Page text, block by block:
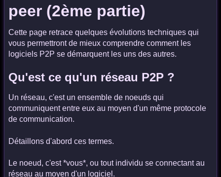
peer (2ème partie)
Cette page retrace quelques évolutions techniques qui
vous permettront de mieux comprendre comment les
logiciels P2P se démarquent les uns des autres.
Qu'est ce qu'un réseau P2P ?
Un réseau, c'est un ensemble de noeuds qui
communiquent entre eux au moyen d'un même protocole
de communication.
Détaillons d'abord ces termes.
Le noeud, c'est *vous*, ou tout individu se connectant au
réseau au moyen d'un logiciel.